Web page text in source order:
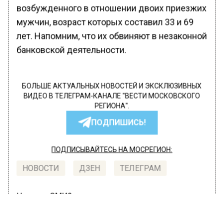
возбужденного в отношении двоих приезжих
мужчин, возраст которых составил 33 и 69
лет. Напомним, что их обвиняют в незаконной
банковской деятельности.
БОЛЬШЕ АКТУАЛЬНЫХ НОВОСТЕЙ И ЭКСКЛЮЗИВНЫХ
ВИДЕО В ТЕЛЕГРАМ-КАНАЛЕ "ВЕСТИ МОСКОВСКОГО
РЕГИОНА".
ПОДПИШИСЬ!
ПОДПИСЫВАЙТЕСЬ НА МОСРЕГИОН:
НОВОСТИ ДЗЕН ТЕЛЕГРАМ
Новости СМИ2